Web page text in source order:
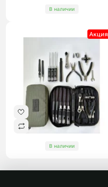
В наличии
Акция
В наличии